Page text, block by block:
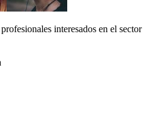
interesados en el sector